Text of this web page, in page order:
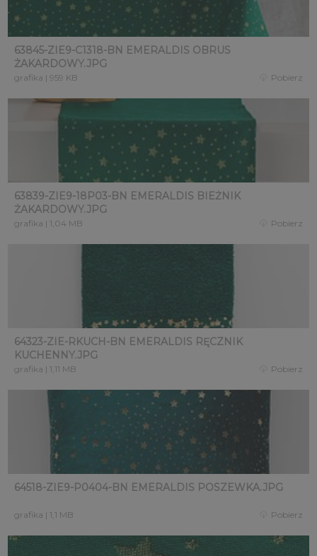
63845-ZIE9-C1318-BN EMERALDIS OBRUS
ŻAKARDOWY.JPG
grafika | 959 KB Pobierz
63839-ZIE9-18P03-BN EMERALDIS BIEŻNIK
ŻAKARDOWY.JPG
grafika | 1,04 MB Pobierz
64323-ZIE-RKUCH-BN EMERALDIS RĘCZNIK
KUCHENNY.JPG
grafika | 1,11 MB Pobierz
64518-ZIE9-P0404-BN EMERALDIS POSZEWKA.JPG
grafika | 1,1 MB Pobierz